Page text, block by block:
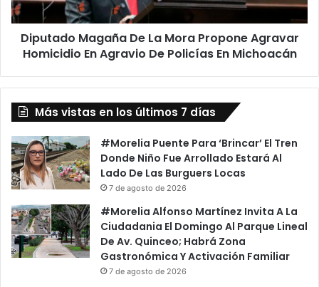
Homicidio
En
Agravio
Diputado Magaña De La Mora Propone Agravar
Homicidio En Agravio De Policías En Michoacán
Más vistas en los últimos 7 días
#Morelia Puente Para ‘Brincar’ El Tren
Donde Niño Fue Arrollado Estará Al
Lado De Las Burguers Locas
7 de agosto de 2026
#Morelia Alfonso Martínez Invita A La
Ciudadania El Domingo Al Parque Lineal
De Av. Quinceo; Habrá Zona
Gastronómica Y Activación Familiar
7 de agosto de 2026